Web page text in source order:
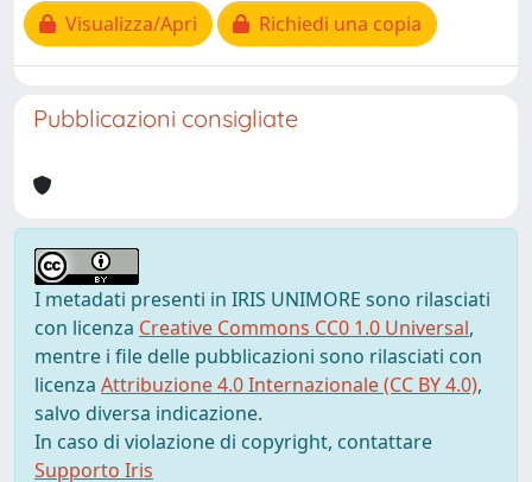
Visualizza/Apri
Richiedi una copia
Pubblicazioni consigliate
I metadati presenti in IRIS UNIMORE sono rilasciati
con licenza Creative Commons CC0 1.0 Universal,
mentre i file delle pubblicazioni sono rilasciati con
licenza Attribuzione 4.0 Internazionale (CC BY 4.0),
salvo diversa indicazione.
In caso di violazione di copyright, contattare
Supporto Iris